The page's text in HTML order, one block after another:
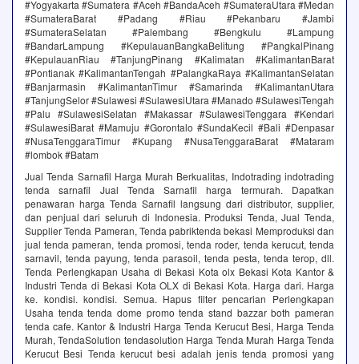
#Yogyakarta #Sumatera #Aceh #BandaAceh #SumateraUtara #Medan
#SumateraBarat #Padang #Riau #Pekanbaru #Jambi
#SumateraSelatan #Palembang #Bengkulu #Lampung
#BandarLampung #KepulauanBangkaBelitung #PangkalPinang
#KepulauanRiau #TanjungPinang #Kalimatan #KalimantanBarat
#Pontianak #KalimantanTengah #PalangkaRaya #KalimantanSelatan
#Banjarmasin #KalimantanTimur #Samarinda #KalimantanUtara
#TanjungSelor #Sulawesi #SulawesiUtara #Manado #SulawesiTengah
#Palu #SulawesiSelatan #Makassar #SulawesiTenggara #Kendari
#SulawesiBarat #Mamuju #Gorontalo #SundaKecil #Bali #Denpasar
#NusaTenggaraTimur #Kupang #NusaTenggaraBarat #Mataram
#lombok #Batam
Jual Tenda Sarnafil Harga Murah Berkualitas, Indotrading indotrading
tenda sarnafil Jual Tenda Sarnafil harga termurah. Dapatkan
penawaran harga Tenda Sarnafil langsung dari distributor, supplier,
dan penjual dari seluruh di Indonesia. Produksi Tenda, Jual Tenda,
Supplier Tenda Pameran, Tenda pabriktenda bekasi Memproduksi dan
jual tenda pameran, tenda promosi, tenda roder, tenda kerucut, tenda
sarnavil, tenda payung, tenda parasoil, tenda pesta, tenda terop, dll.
Tenda Perlengkapan Usaha di Bekasi Kota olx Bekasi Kota Kantor &
Industri Tenda di Bekasi Kota OLX di Bekasi Kota. Harga dari. Harga
ke. kondisi. kondisi. Semua. Hapus filter pencarian Perlengkapan
Usaha tenda tenda dome promo tenda stand bazzar both pameran
tenda cafe. Kantor & Industri Harga Tenda Kerucut Besi, Harga Tenda
Murah, TendaSolution tendasolution Harga Tenda Murah Harga Tenda
Kerucut Besi Tenda kerucut besi adalah jenis tenda promosi yang